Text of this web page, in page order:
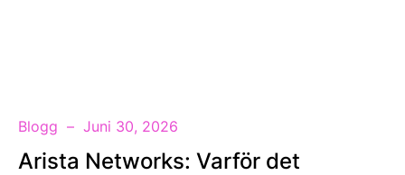
Blogg Juni 30, 2026
Arista Networks: Varför det